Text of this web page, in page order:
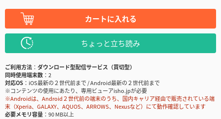
カートに入れる
ちょっと立ち読み
ご利用方法
ダウンロード型配信サービス（買切型）
同時使用端末数
2
対応OS
iOS最新の２世代前まで / Android最新の２世代前まで
※コンテンツの使用にあたり、専用ビューアisho.jpが必要
※Androidは、Android２世代前の端末のうち、国内キャリア経由で販売されている端
末（Xperia、GALAXY、AQUOS、ARROWS、Nexusなど）にて動作確認しています
必要メモリ容量
90 MB以上